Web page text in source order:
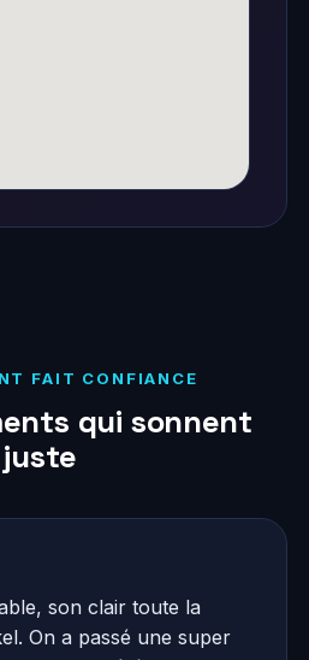
FAIT CONFIANCE
qui sonnent
juste
son clair toute la
On a passé une super